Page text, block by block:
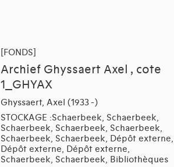
[FONDS]
Archief Ghyssaert Axel , cote
1_GHYAX
Ghyssaert, Axel (1933 -)
STOCKAGE :Schaerbeek, Schaerbeek,
Schaerbeek, Schaerbeek, Schaerbeek,
Schaerbeek, Schaerbeek, Dépôt externe,
Dépôt externe, Dépôt externe,
Schaerbeek, Schaerbeek, Bibliothèques